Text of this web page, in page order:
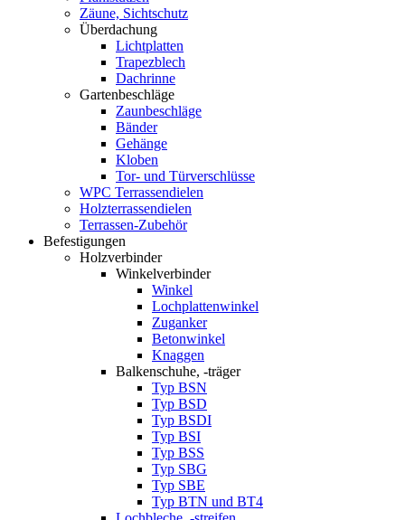
Zäune, Sichtschutz
Überdachung
Lichtplatten
Trapezblech
Dachrinne
Gartenbeschläge
Zaunbeschläge
Bänder
Gehänge
Kloben
Tor- und Türverschlüsse
WPC Terrassendielen
Holzterrassendielen
Terrassen-Zubehör
Befestigungen
Holzverbinder
Winkelverbinder
Winkel
Lochplattenwinkel
Zuganker
Betonwinkel
Knaggen
Balkenschuhe, -träger
Typ BSN
Typ BSD
Typ BSDI
Typ BSI
Typ BSS
Typ SBG
Typ SBE
Typ BTN und BT4